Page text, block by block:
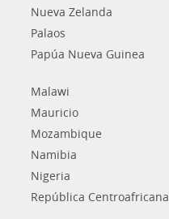
Nueva Zelanda
Palaos
Papúa Nueva Guinea
Malawi
Mauricio
Mozambique
Namibia
Nigeria
República Centroafricana